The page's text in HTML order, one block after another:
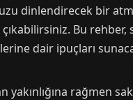
dinlendirecek bir
çıkabilirsiniz. Bu
dair ipuçları
yakınlığına rağmen